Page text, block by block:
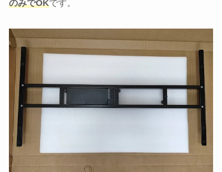
のみでOKです。